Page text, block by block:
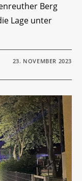
Berg
Lage unter
23. NOVEMBER 2023